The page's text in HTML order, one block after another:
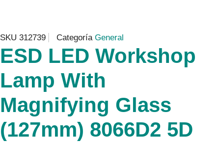
SKU 312739 Categoría General
ESD LED Workshop
Lamp With
Magnifying Glass
(127mm) 8066D2 5D